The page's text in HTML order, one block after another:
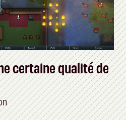
certaine qualité de